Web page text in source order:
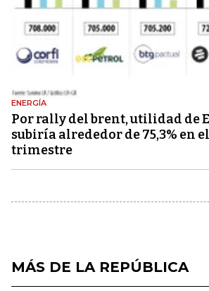
ENERGÍA
Por rally del brent, utilidad de
subiría alrededor de 75,3% en
trimestre
MÁS DE LA REPÚBLICA